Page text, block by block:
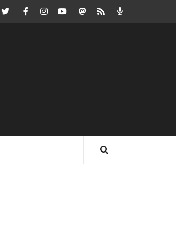
TwitterFacebookInstagramYoutubeMastodon.eus
RSS Podcast